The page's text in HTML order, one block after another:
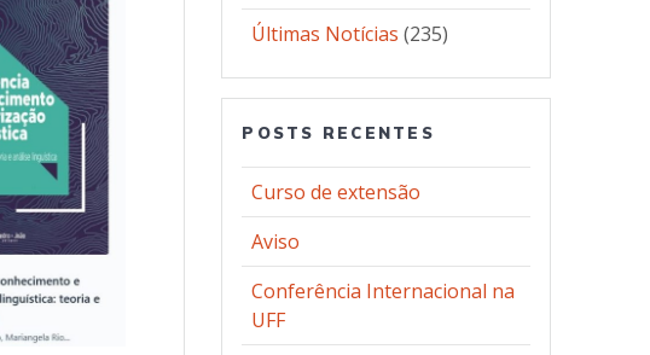
Últimas Notícias (235)
POSTS RECENTES
Curso de extensão
Aviso
Conferência Internacional na
UFF